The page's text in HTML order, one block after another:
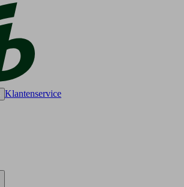
Klantenservice